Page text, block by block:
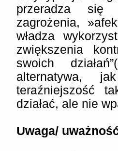
przeradza się
zagrożenia,
władza
zwiększenia
swoich
alternatywa,
teraźniejszość
działać, ale nie
Uwaga/